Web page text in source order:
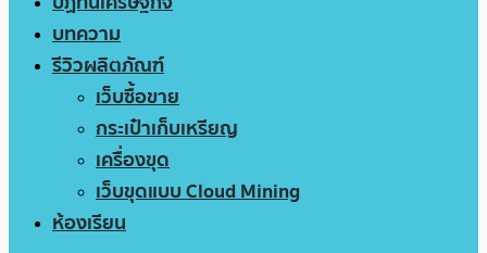
บทความ
รีวิวผลิตภัณฑ์
เว็บซื้อขาย
กระเป๋าเก็บเหรียญ
เครื่องขุด
เว็บขุดแบบ Cloud Mining
ห้องเรียน